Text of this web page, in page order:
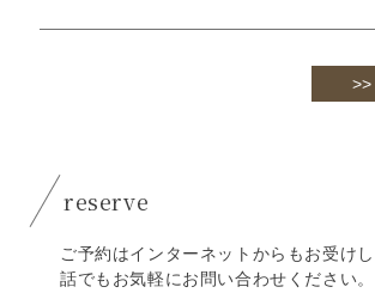
reserve
ご予約はインターネットからもお受け
話でもお気軽にお問い合わせください。